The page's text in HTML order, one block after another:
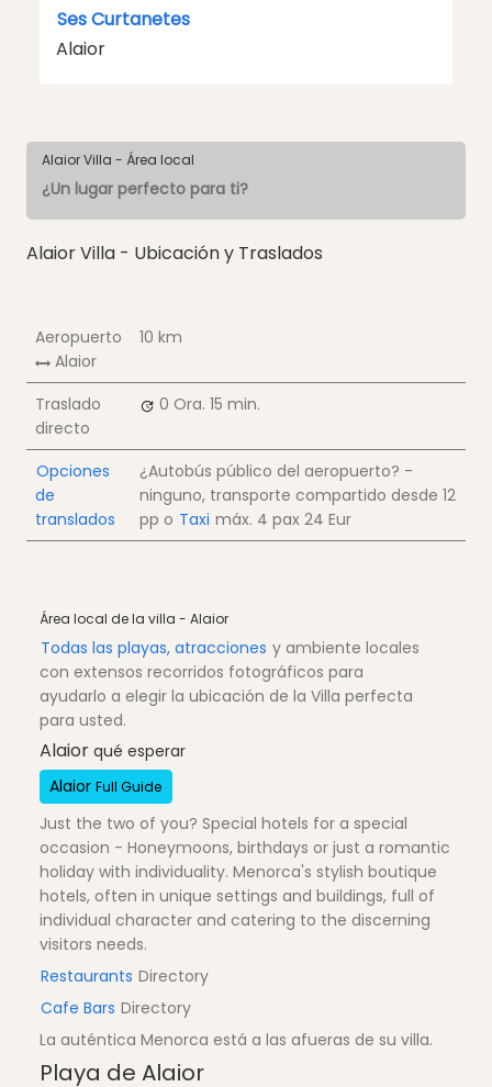
Ses Curtanetes
Alaior
Alaior Villa - Área local
¿Un lugar perfecto para ti?
Alaior Villa - Ubicación y Traslados
Aeropuerto
Alaior
10 km
Traslado
directo
0 Ora. 15 min.
Opciones
de
translados
¿Autobús público del aeropuerto? -
ninguno, transporte compartido desde 12
pp o Taxi máx. 4 pax 24 Eur
Área local de la villa - Alaior
Todas las playas, atracciones y ambiente locales
con extensos recorridos fotográficos para
ayudarlo a elegir la ubicación de la Villa perfecta
para usted.
Alaior qué esperar
Alaior Full Guide
Just the two of you? Special hotels for a special
occasion - Honeymoons, birthdays or just a romantic
holiday with individuality. Menorca's stylish boutique
hotels, often in unique settings and buildings, full of
individual character and catering to the discerning
visitors needs.
Restaurants Directory
Cafe Bars Directory
La auténtica Menorca está a las afueras de su villa.
Playa de Alaior